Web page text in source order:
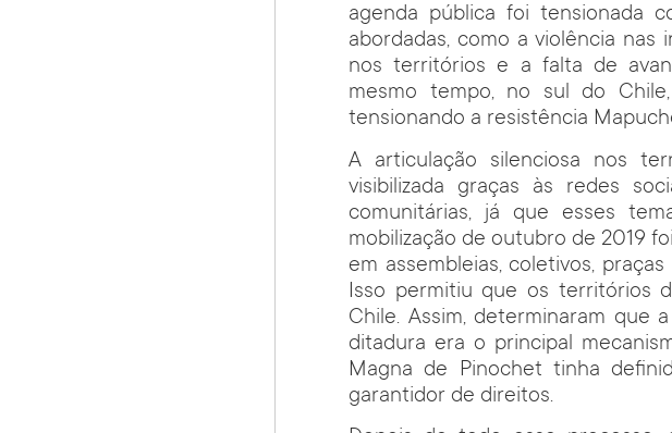
agenda pública foi tensionada
abordadas, como a violência nas
nos territórios e a falta de
mesmo tempo, no sul do
tensionando a resistência
A articulação silenciosa nos
visibilizada graças às redes
comunitárias, já que esses
mobilização de outubro de 2019
em assembleias, coletivos,
Isso permitiu que os territórios
Chile. Assim, determinaram que
ditadura era o principal
Magna de Pinochet tinha
garantidor de direitos.